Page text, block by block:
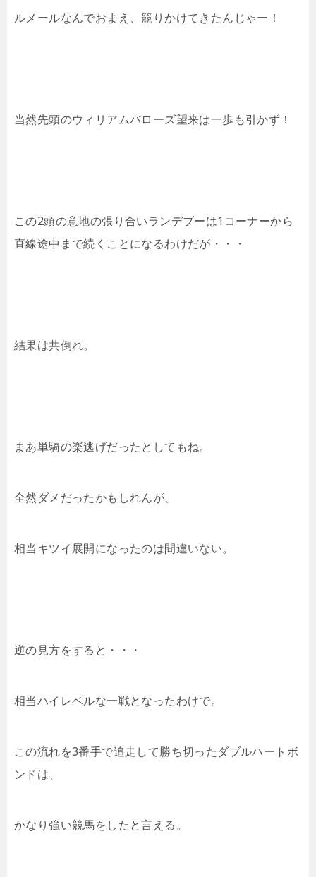
ルメールなんでおまえ、競りかけてきたんじゃー！
当然先頭のウィリアムバローズ望来は一歩も引かず！
この2頭の意地の張り合いランデブーは1コーナーから
直線途中まで続くことになるわけだが・・・
結果は共倒れ。
まあ単騎の楽逃げだったとしてもね。
全然ダメだったかもしれんが、
相当キツイ展開になったのは間違いない。
逆の見方をすると・・・
相当ハイレベルな一戦となったわけで。
この流れを3番手で追走して勝ち切ったダブルハートボ
ンドは、
かなり強い競馬をしたと言える。